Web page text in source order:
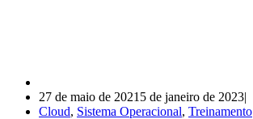
27 de maio de 2021 5 de janeiro de 2023
Cloud, Sistema Operacional, Treinamento